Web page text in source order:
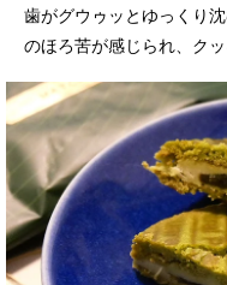
歯がグウゥッとゆっくり
のほろ苦が感じられ、クッ